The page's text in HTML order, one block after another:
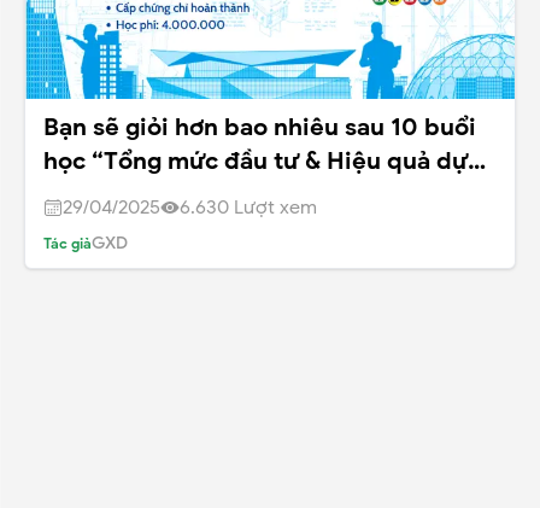
Các lợi ích đạt được khi bạn tham dự
khóa học Quản lý chất lượng (QLCL) tại
Giá Xây Dựng
29/04/2025 6.197Lượt xem
Tác giảGXD